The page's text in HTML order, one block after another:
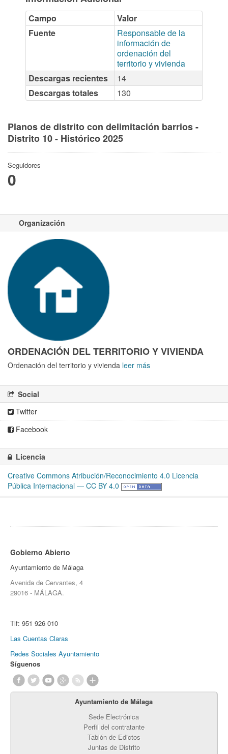
Campo
Valor
Fuente
Responsable de la
información de
ordenación del
territorio y vivienda
Descargas recientes
14
Descargas totales
130
Planos de distrito con delimitación barrios -
Distrito 10 - Histórico 2025
Seguidores
0
Organización
ORDENACIÓN DEL TERRITORIO Y VIVIENDA
Ordenación del territorio y vivienda leer más
Social
Twitter
Facebook
Licencia
Creative Commons Atribución/Reconocimiento 4.0 Licencia
Pública Internacional — CC BY 4.0
Gobierno Abierto
Ayuntamiento de Málaga
Avenida de Cervantes, 4
29016 - MÁLAGA.
Tlf: 951 926 010
Las Cuentas Claras
Redes Sociales Ayuntamiento
Síguenos
Ayuntamiento de Málaga
Sede Electrónica
Perfil del contratante
Tablón de Edictos
Juntas de Distrito